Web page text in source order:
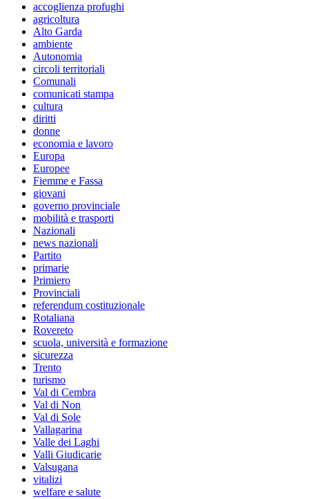
accoglienza profughi
agricoltura
Alto Garda
ambiente
Autonomia
circoli territoriali
Comunali
comunicati stampa
cultura
diritti
donne
economia e lavoro
Europa
Europee
Fiemme e Fassa
giovani
governo provinciale
mobilità e trasporti
Nazionali
news nazionali
Partito
primarie
Primiero
Provinciali
referendum costituzionale
Rotaliana
Rovereto
scuola, università e formazione
sicurezza
Trento
turismo
Val di Cembra
Val di Non
Val di Sole
Vallagarina
Valle dei Laghi
Valli Giudicarie
Valsugana
vitalizi
welfare e salute